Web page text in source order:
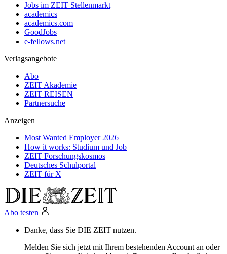
Jobs im ZEIT Stellenmarkt
academics
academics.com
GoodJobs
e-fellows.net
Verlagsangebote
Abo
ZEIT Akademie
ZEIT REISEN
Partnersuche
Anzeigen
Most Wanted Employer 2026
How it works: Studium und Job
ZEIT Forschungskosmos
Deutsches Schulportal
ZEIT für X
Abo testen
Danke, dass Sie DIE ZEIT nutzen.
Melden Sie sich jetzt mit Ihrem bestehenden Account an oder